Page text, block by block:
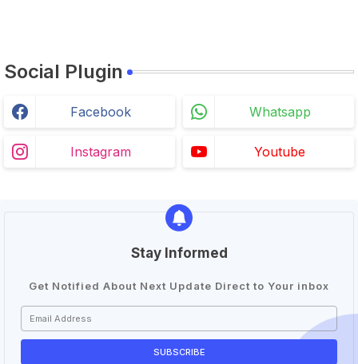
Social Plugin
Facebook Whatsapp
Instagram Youtube
Stay Informed
Get Notified About Next Update Direct to Your inbox